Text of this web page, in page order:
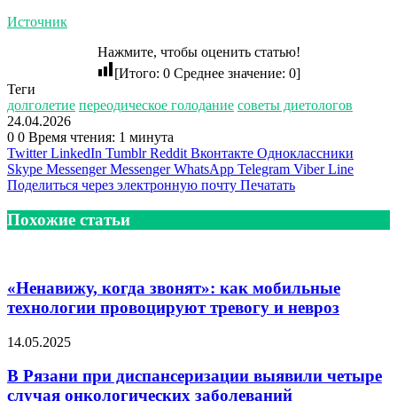
Источник
Нажмите, чтобы оценить статью!
[Итого: 0 Среднее значение: 0]
Теги
долголетие переодическое голодание советы диетологов
24.04.2026
0 0 Время чтения: 1 минута
Twitter LinkedIn Tumblr Reddit Вконтакте Одноклассники
Skype Messenger Messenger WhatsApp Telegram Viber Line
Поделиться через электронную почту Печатать
Похожие статьи
«Ненавижу, когда звонят»: как мобильные
технологии провоцируют тревогу и невроз
14.05.2025
В Рязани при диспансеризации выявили четыре
случая онкологических заболеваний